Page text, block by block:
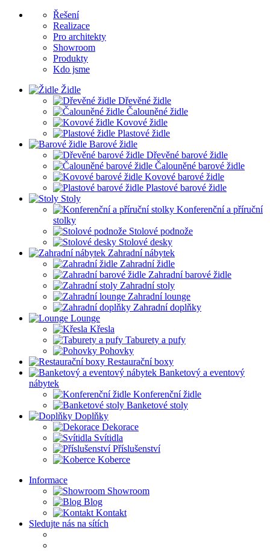
Řešení
Realizace
Pro architekty
Showroom
Produkty
Kdo jsme
Židle
Dřevěné židle
Čalouněné židle
Kovové židle
Plastové židle
Barové židle
Dřevěné barové židle
Čalouněné barové židle
Kovové barové židle
Plastové barové židle
Stoly
Konferenční a příruční
stolky
Stolové podnože
Stolové desky
Zahradní nábytek
Zahradní židle
Zahradní barové židle
Zahradní stoly
Zahradní lounge
Zahradní doplňky
Lounge
Křesla
Taburety a pufy
Pohovky
Restaurační boxy
Banketový a eventový
nábytek
Konferenční židle
Banketové stoly
Doplňky
Dekorace
Svítidla
Příslušenství
Koberce
Informace
Showroom
Blog
Kontakt
Sledujte nás na sítích